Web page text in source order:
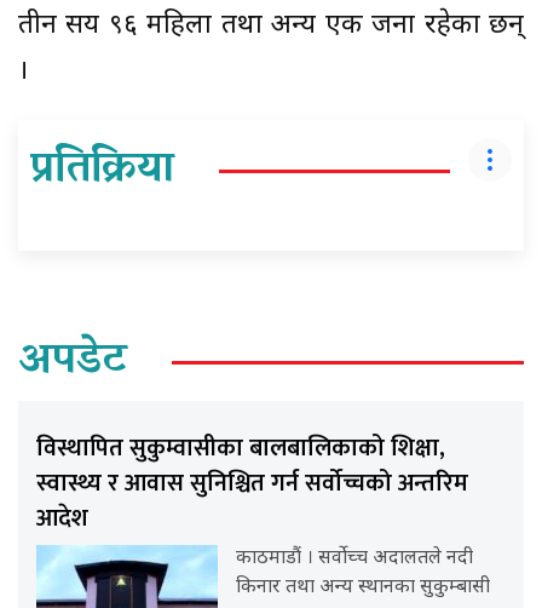
तीन सय ९६ महिला तथा अन्य एक जना रहेका छन्
।
प्रतिक्रिया
अपडेट
विस्थापित सुकुम्वासीका बालबालिकाको शिक्षा,
स्वास्थ्य र आवास सुनिश्चित गर्न सर्वोच्चको अन्तरिम
आदेश
काठमाडौं । सर्वोच्च अदालतले नदी
किनार तथा अन्य स्थानका सुकुम्बासी